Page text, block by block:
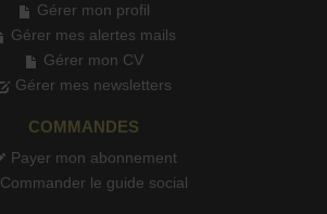
Gérer mon profil
Gérer mes alertes mails
Gérer mon CV
Gérer mes newsletters
COMMANDES
Payer mon abonnement
Commander le guide social